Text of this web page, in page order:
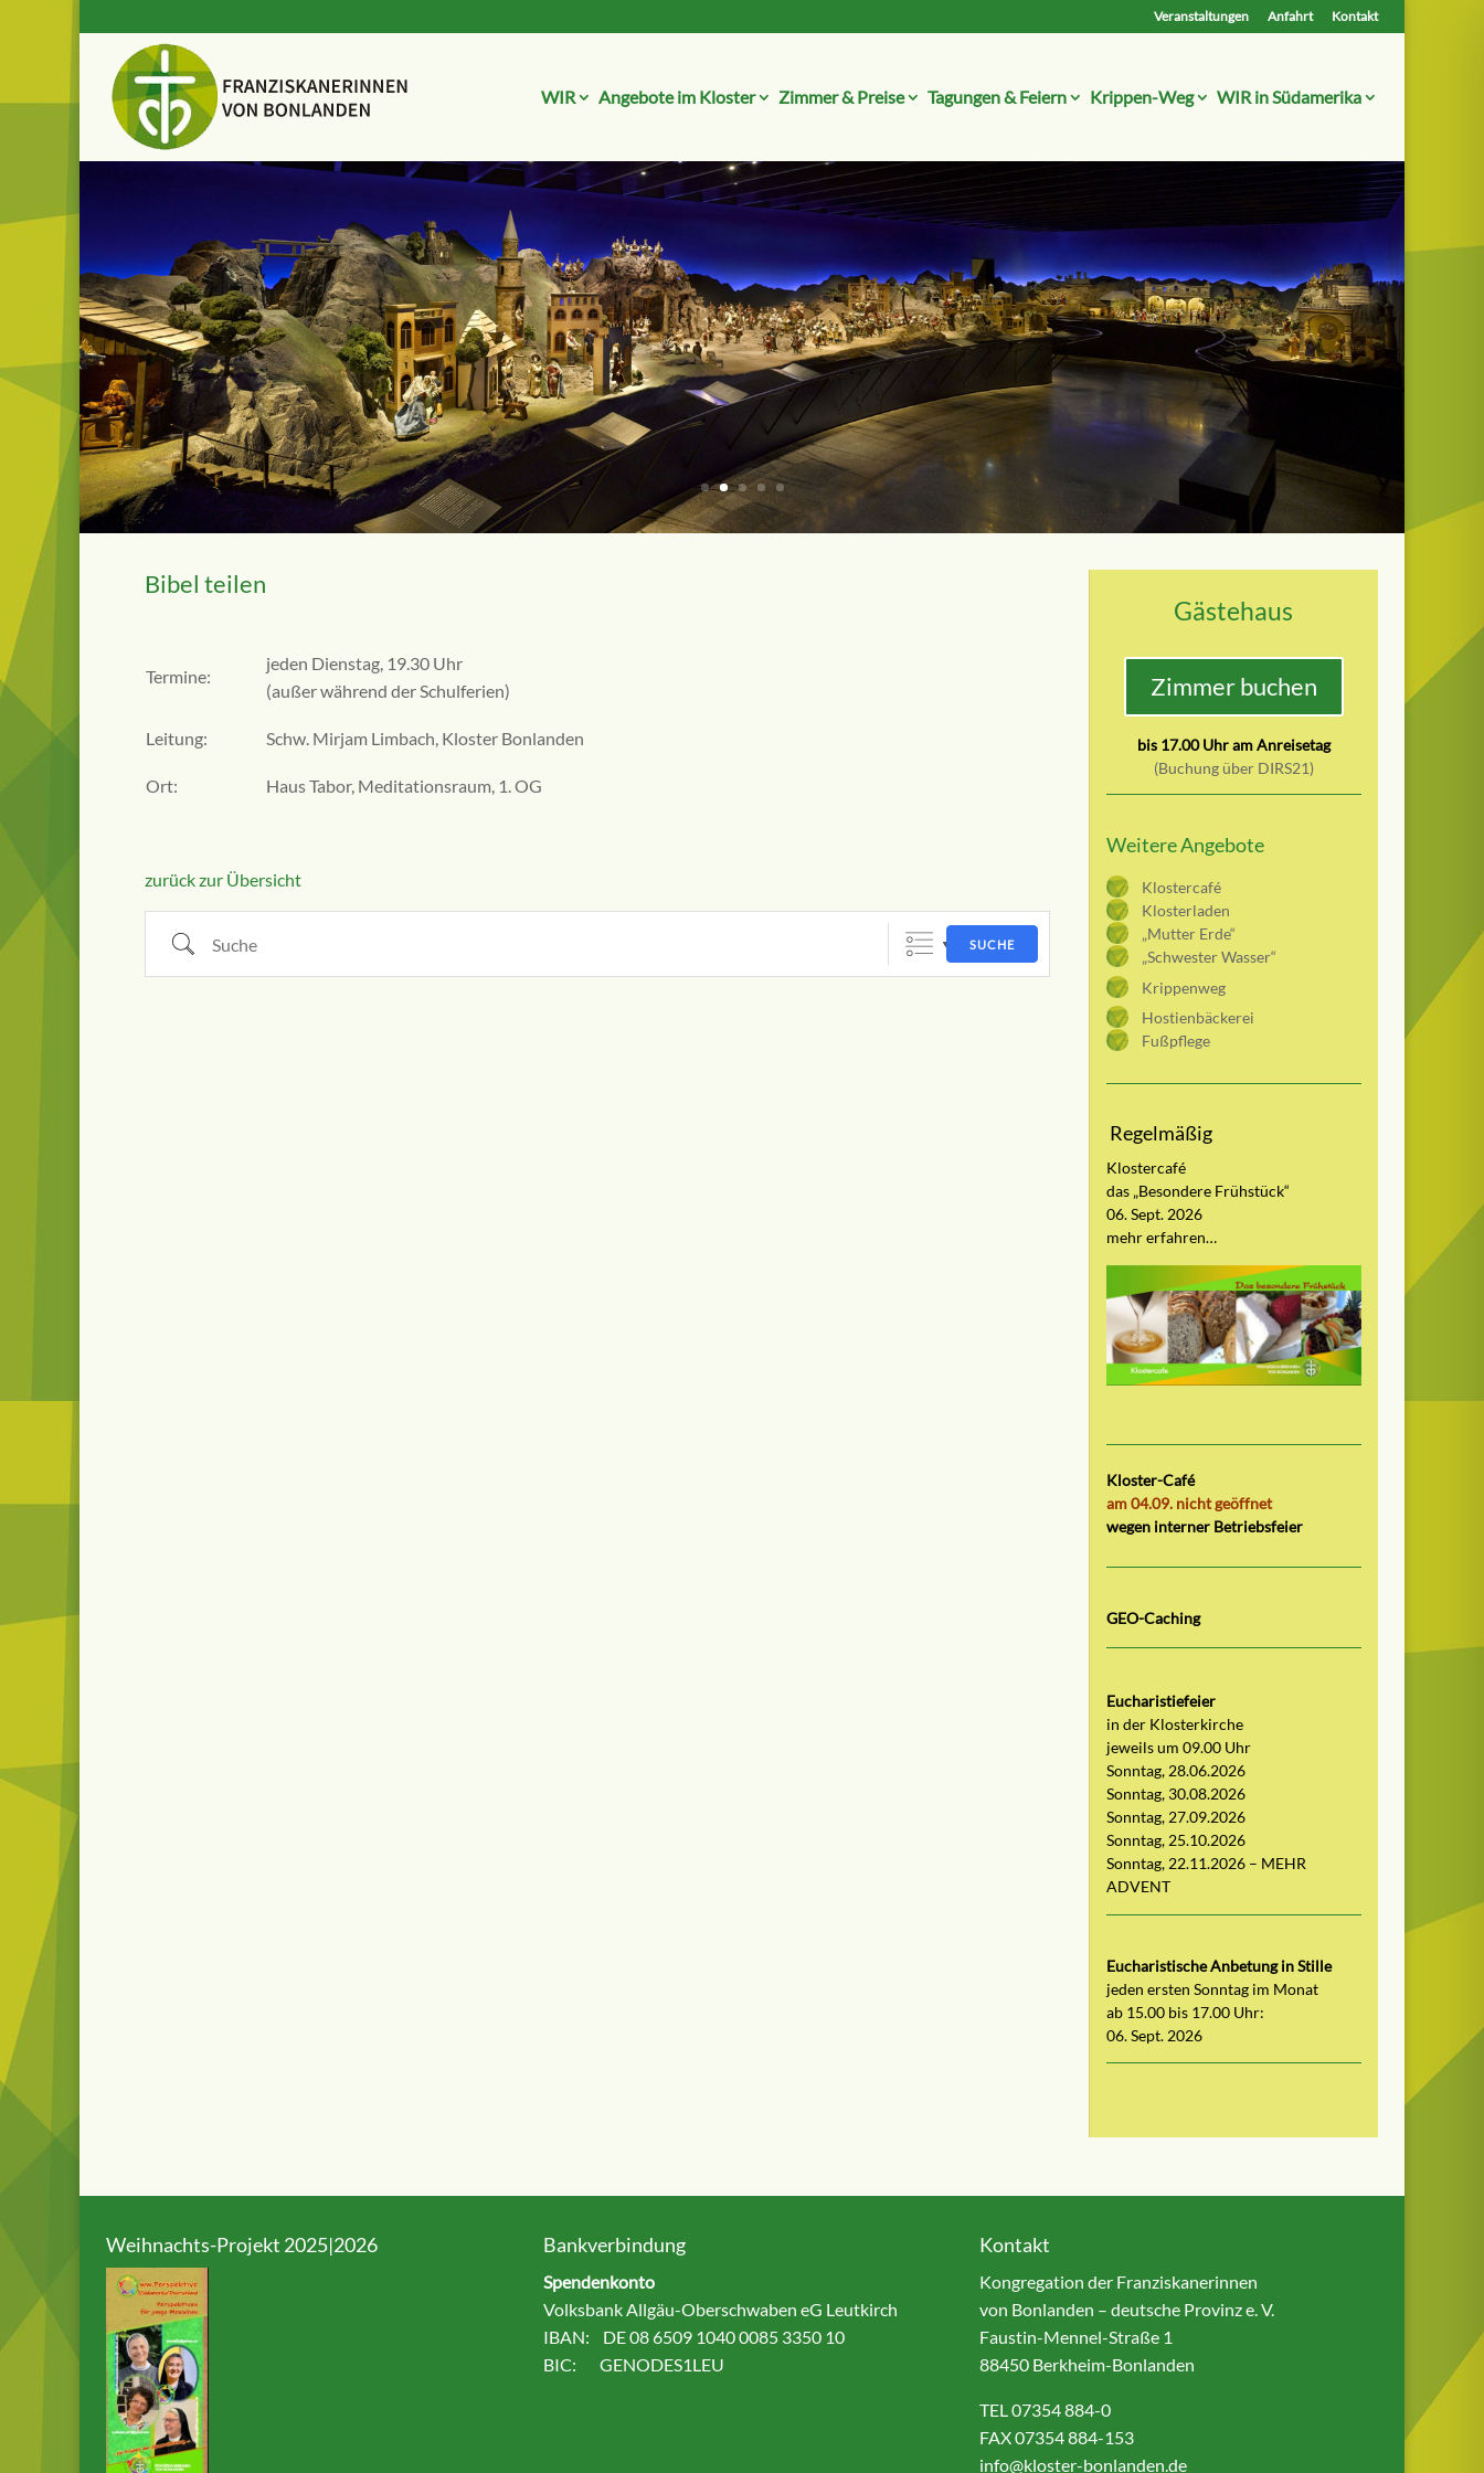
Veranstaltungen Anfahrt Kontakt
WIR Angebote im Kloster Zimmer & Preise Tagungen & Feiern Krippen-Weg WIR in Südamerika
Bibel teilen
Termine:
jeden Dienstag, 19.30 Uhr
(außer während der Schulferien)
Leitung: Schw. Mirjam Limbach, Kloster Bonlanden
Ort: Haus Tabor, Meditationsraum, 1. OG
zurück zur Übersicht
Suche SUCHE
Gästehaus
Zimmer buchen
bis 17.00 Uhr am Anreisetag
(Buchung über DIRS21)
Weitere Angebote
Klostercafé
Klosterladen
„Mutter Erde“
„Schwester Wasser“
Krippenweg
Hostienbäckerei
Fußpflege
Regelmäßig
Klostercafé
das „Besondere Frühstück“
06. Sept. 2026
mehr erfahren…
Kloster-Café
am 04.09. nicht geöffnet
wegen interner Betriebsfeier
GEO-Caching
Eucharistiefeier
in der Klosterkirche
jeweils um 09.00 Uhr
Sonntag, 28.06.2026
Sonntag, 30.08.2026
Sonntag, 27.09.2026
Sonntag, 25.10.2026
Sonntag, 22.11.2026 – MEHR
ADVENT
Eucharistische Anbetung in Stille
jeden ersten Sonntag im Monat
ab 15.00 bis 17.00 Uhr:
06. Sept. 2026
Weihnachts-Projekt 2025|2026 Bankverbindung
Spendenkonto
Volksbank Allgäu-Oberschwaben eG Leutkirch
IBAN: DE 08 6509 1040 0085 3350 10
BIC: GENODES1LEU
Kontakt
Kongregation der Franziskanerinnen
von Bonlanden – deutsche Provinz e. V.
Faustin-Mennel-Straße 1
88450 Berkheim-Bonlanden
TEL 07354 884-0
FAX 07354 884-153
info@kloster-bonlanden.de